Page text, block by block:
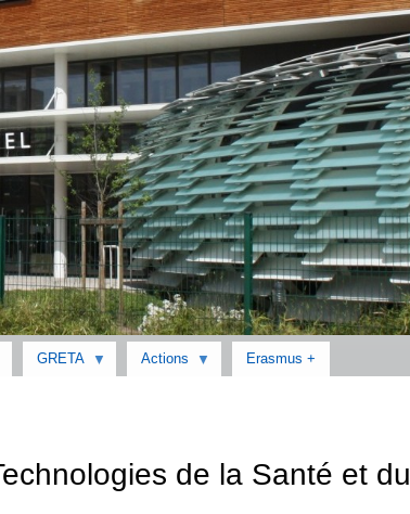
GRETA Actions Erasmus +
de la Santé et